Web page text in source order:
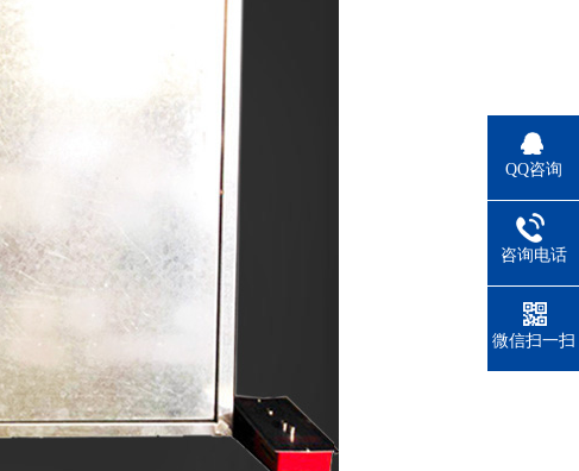
QQ咨询
咨询电话
微信扫一扫